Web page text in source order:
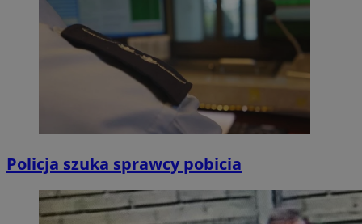
Policja szuka sprawcy pobicia